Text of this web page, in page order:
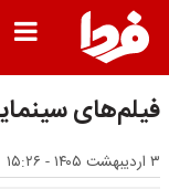
فیلم‌های
۳ اردیبهشت ۱۴۰۵ - ۱۵:۲۶